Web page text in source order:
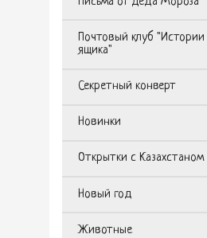
Почтовый клуб "Истории
ящика"
Секретный конверт
Новинки
Открытки с Казахстаном
Новый год
Животные